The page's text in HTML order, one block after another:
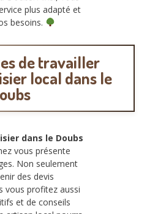
plus adapté et
besoins.
de travailler
local dans le
dans le Doubs
vous présente
Non seulement
des devis
vous profitez aussi
et de conseils